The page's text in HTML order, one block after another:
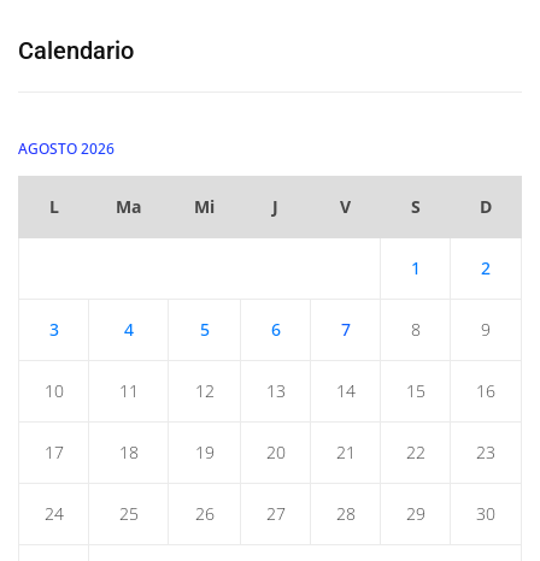
Calendario
AGOSTO 2026
L Ma Mi J V S D
1 2
3 4 5 6 7 8 9
10 11 12 13 14 15 16
17 18 19 20 21 22 23
24 25 26 27 28 29 30